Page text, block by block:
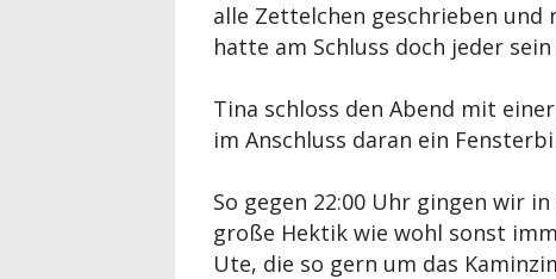
alle Zettelchen geschrieben und
hatte am Schluss doch jeder
Tina schloss den Abend mit
im Anschluss daran ein
So gegen 22:00 Uhr gingen wir
große Hektik wie wohl sonst
Ute, die so gern um das